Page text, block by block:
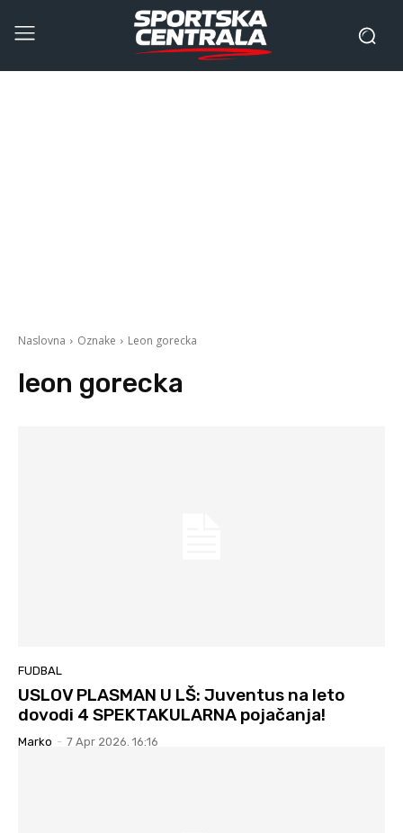
Naslovna Oznake Leon gorecka
leon gorecka
FUDBAL
USLOV PLASMAN U LŠ: Juventus na leto
dovodi 4 SPEKTAKULARNA pojačanja!
Marko - 7 Apr 2026. 16:16